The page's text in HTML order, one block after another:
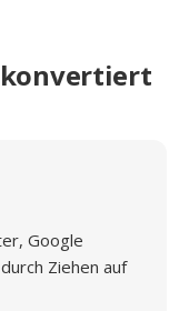
konvertiert
Google
Ziehen auf